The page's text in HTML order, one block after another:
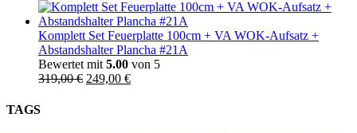
Komplett Set Feuerplatte 100cm + VA WOK-Aufsatz +
Abstandshalter Plancha #21A
Bewertet mit 5.00 von 5
319,00€ Ursprünglicher
249,00 €Aktueller
TAGS